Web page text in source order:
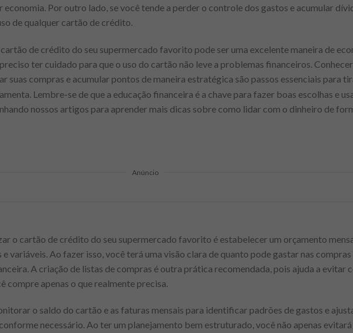
Por outro lado, se você tende a perder o controle dos gastos e acumular
de qualquer cartão de crédito.
de crédito do seu supermercado favorito pode ser uma excelente maneira de
ter cuidado para que o uso do cartão não leve a problemas financeiros.
suas compras e acumular pontos de maneira estratégica são passos essenciais para
Lembre-se de que a educação financeira é a chave para fazer boas escolhas e
nossos artigos para aprender mais dicas sobre como lidar com o dinheiro de
Anúncio
o cartão de crédito do seu supermercado favorito é estabelecer um orçamento
e variáveis. Ao fazer isso, você terá uma visão clara de quanto pode gastar nas compras
A criação de listas de compras é outra prática recomendada, pois ajuda a evitar
compre apenas o que realmente precisa.
o saldo do cartão e as faturas mensais para identificar padrões de gastos e
necessário. Ao ter um planejamento bem estruturado, você não apenas evitará